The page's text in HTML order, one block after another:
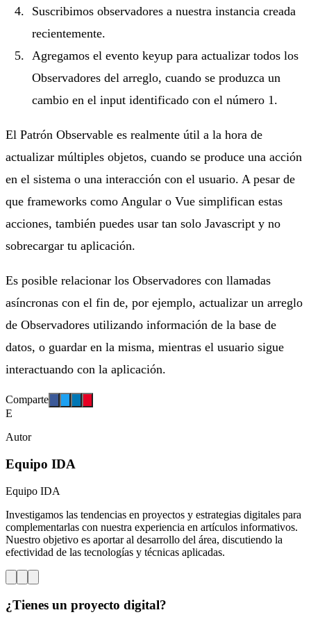
Suscribimos observadores a nuestra instancia creada
recientemente.
Agregamos el evento keyup para actualizar todos los
Observadores del arreglo, cuando se produzca un
cambio en el input identificado con el número 1.
El Patrón Observable es realmente útil a la hora de
actualizar múltiples objetos, cuando se produce una acción
en el sistema o una interacción con el usuario. A pesar de
que frameworks como Angular o Vue simplifican estas
acciones, también puedes usar tan solo Javascript y no
sobrecargar tu aplicación.
Es posible relacionar los Observadores con llamadas
asíncronas con el fin de, por ejemplo, actualizar un arreglo
de Observadores utilizando información de la base de
datos, o guardar en la misma, mientras el usuario sigue
interactuando con la aplicación.
Comparte
E
Autor
Equipo IDA
Equipo IDA
Investigamos las tendencias en proyectos y estrategias digitales para
complementarlas con nuestra experiencia en artículos informativos.
Nuestro objetivo es aportar al desarrollo del área, discutiendo la
efectividad de las tecnologías y técnicas aplicadas.
¿Tienes un proyecto digital?